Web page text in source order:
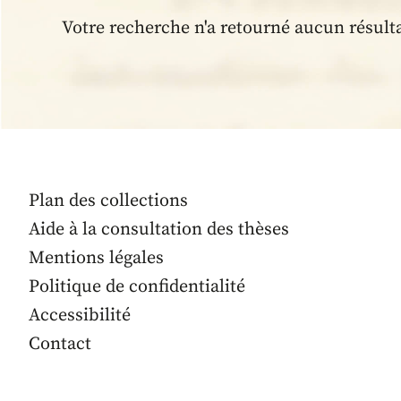
Votre recherche n'a retourné aucun
Plan des collections
Aide à la consultation des thèses
Mentions légales
Politique de confidentialité
Accessibilité
Contact